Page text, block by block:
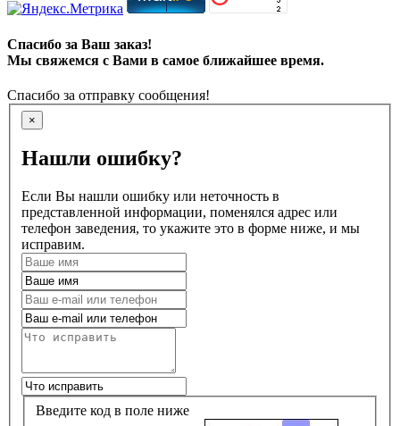
Спасибо за Ваш заказ!
Мы свяжемся с Вами в самое ближайшее время.
Спасибо за отправку сообщения!
×
Нашли ошибку?
Если Вы нашли ошибку или неточность в
представленной информации, поменялся адрес или
телефон заведения, то укажите это в форме ниже, и мы
исправим.
Введите код в поле ниже